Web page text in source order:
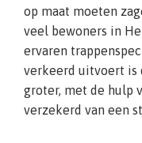
op maat moeten
veel bewoners in
ervaren
verkeerd uitvoert is
groter, met de hulp
verzekerd van een